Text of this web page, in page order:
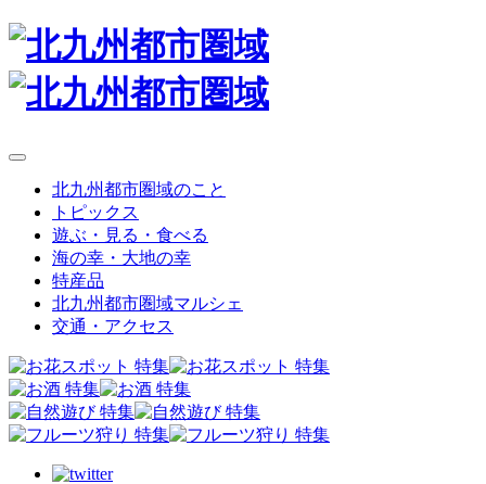
北九州都市圏域のこと
トピックス
遊ぶ・見る・食べる
海の幸・大地の幸
特産品
北九州都市圏域マルシェ
交通・アクセス